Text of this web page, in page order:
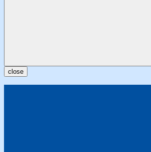
close